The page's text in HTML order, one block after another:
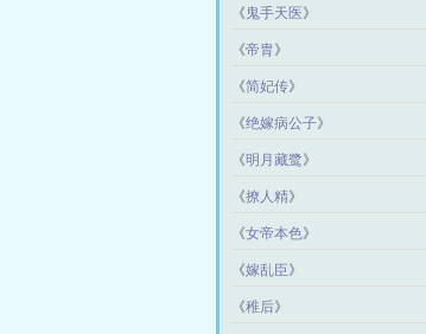
《 鬼手天医》
《帝胄 》
《简妃传》
《绝嫁病公子》
《明月藏鹭》
《撩人精》
《女帝本色》
《嫁乱臣》
《稚后》